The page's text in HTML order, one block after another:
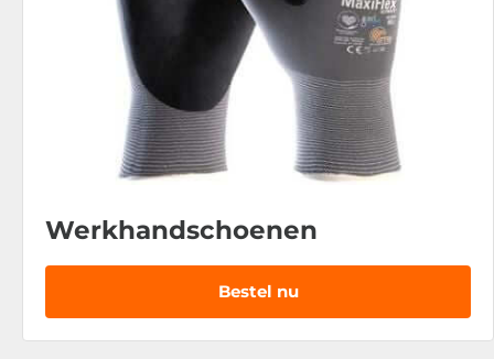
Werkhandschoenen
Bestel nu